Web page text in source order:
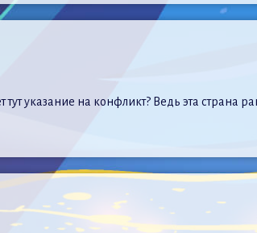
указание на конфликт? Ведь эта страна